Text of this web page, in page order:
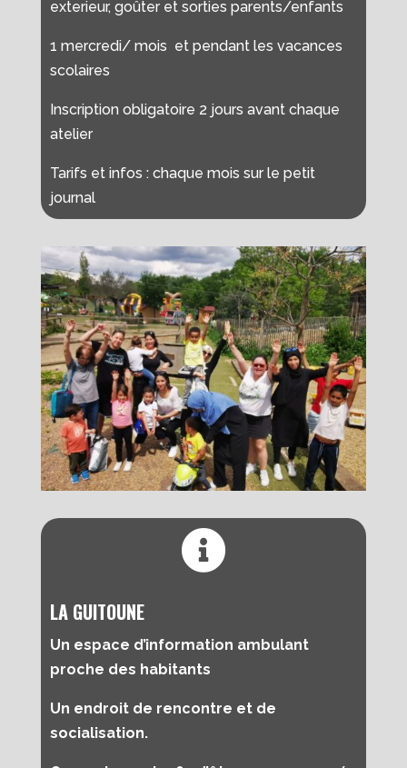
exterieur, goûter et sorties parents/enfants
1 mercredi/ mois et pendant les vacances
scolaires
Inscription obligatoire 2 jours avant chaque
atelier
Tarifs et infos : chaque mois sur le petit
journal

LA GUITOUNE
Un espace d’information ambulant
proche des habitants
Un endroit de rencontre et de
socialisation.